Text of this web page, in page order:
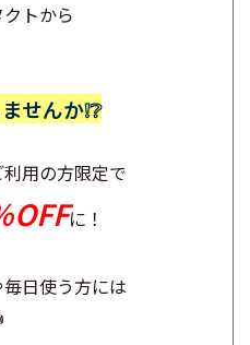
トから
んか❕❔
用の方限定で
OFF​に！
日使う方には